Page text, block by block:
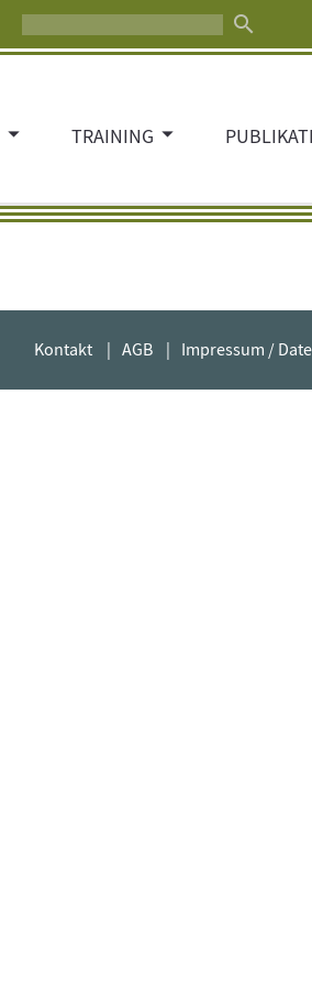
search
TRAINING
Kontakt AGB Impressum /